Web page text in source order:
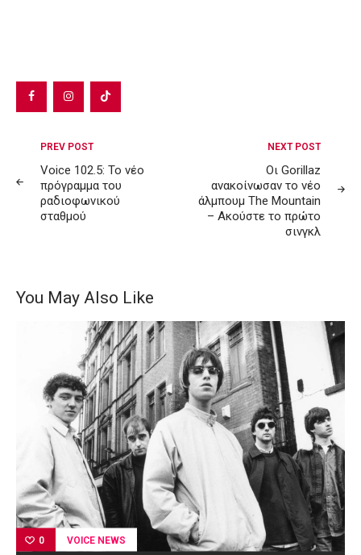
Post
navigation
PREV POST
Voice 102.5: Το νέο
πρόγραμμα του
ραδιοφωνικού
σταθμού
NEXT POST
Οι Gorillaz
ανακοίνωσαν το νέο
άλμπουμ The Mountain
– Ακούστε το πρώτο
σινγκλ
You May Also Like
0 VOICE NEWS